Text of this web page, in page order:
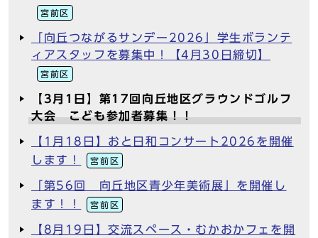
宮前区
「向丘つながるサンデー2026」学生ボランテ
ィアスタッフを募集中！【4月30日締切】
宮前区
【3月1日】第17回向丘地区グラウンドゴルフ
大会 こども参加者募集！！
【1月18日】おと日和コンサート2026を開催
します！
宮前区
「第56回 向丘地区青少年美術展」を開催し
ます！！
宮前区
【8月19日】交流スペース・むかおかフェを開